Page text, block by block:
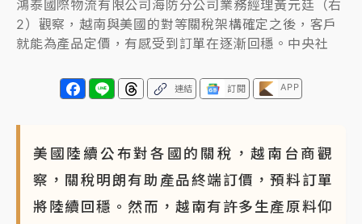
鴻泰國際物流有限公司海防分公司業務經理黃元廷（右
2）觀察，越南與美國的對等關稅架構確定之後，客戶
就能為產品定價，有感受到訂單在逐漸回穩。中央社
連結 訂閱 APP
美國陸續公布對各國的關稅，越南台商觀
察，關稅明朗有助產品終端訂價，預料訂單
將陸續回穩。然而，越南有許多生產原料仰